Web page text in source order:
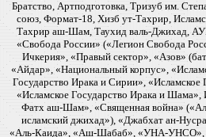
Братство, Артподготовка, Тризуб им.
союз, Формат-18, Хизб ут-Тахрир,
Тахрир аш-Шам, Таухид валь-Джихад,
«Свобода России» («Легион Свобода
Ичкерия», «Правый сектор», «Азов»
«Айдар», «Национальный корпус»,
Государство Ирака и Сирии», «Исламское
«Исламское Государство Ирака и
Фатх аш-Шам», «Священная война»
исламский джихад»), «Джабхат ан-
«Аль-Каида», «Аш-Шабаб», «УНА-УНСО»,